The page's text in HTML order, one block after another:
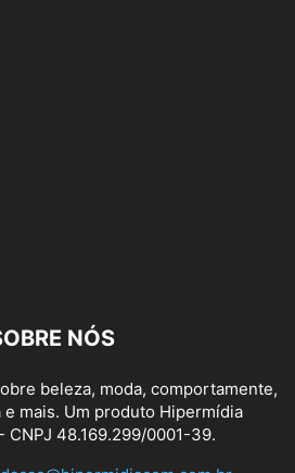
NÓS
beleza, moda, comportamente,
e mais. Um produto Hipermídia
CNPJ 48.169.299/0001-39.